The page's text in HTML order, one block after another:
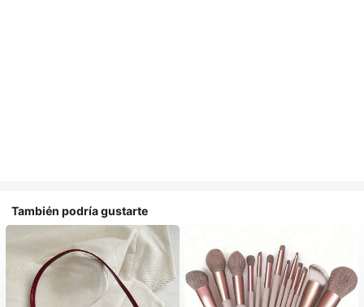
También podría gustarte